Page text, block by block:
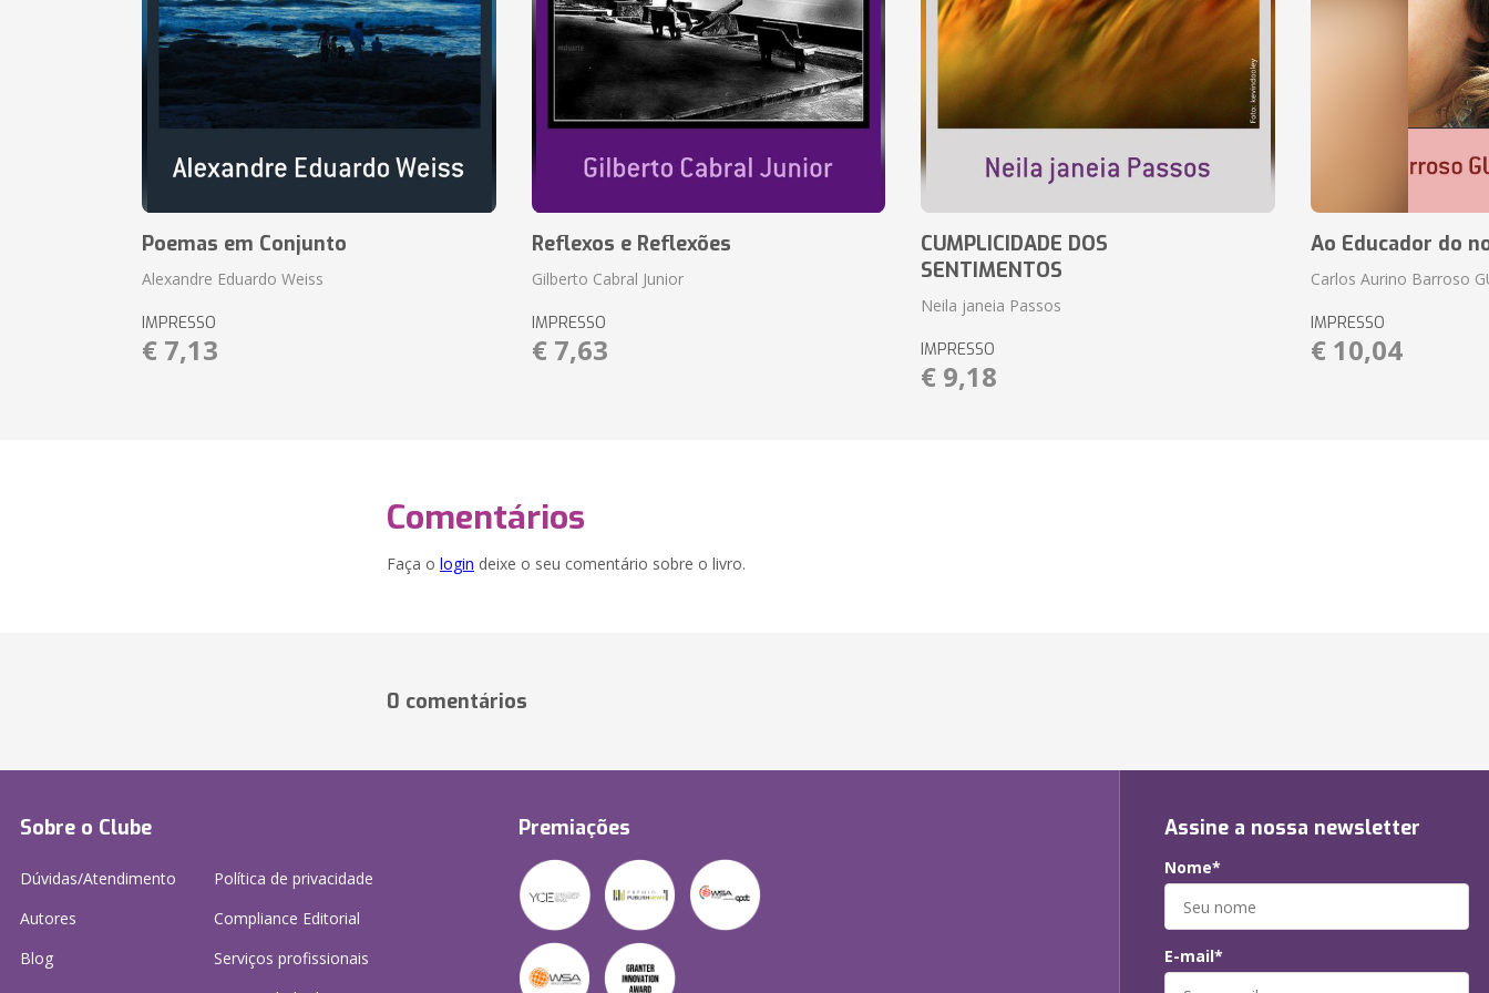
Poemas em Conjunto
Alexandre Eduardo Weiss
IMPRESSO
€ 7,13
Reflexos e Reflexões
Gilberto Cabral Junior
IMPRESSO
€ 7,63
CUMPLICIDADE DOS
SENTIMENTOS
Neila janeia Passos
IMPRESSO
€ 9,18
Ao Educador do
Carlos Aurino Barroso
IMPRESSO
€ 10,04
Comentários
Faça o login deixe o seu comentário sobre o livro.
0 comentários
Sobre o Clube
Dúvidas/Atendimento
Autores
Blog
Política de privacidade
Compliance Editorial
Serviços profissionais
Premiações Assine a nossa newsletter
Nome*
E-mail*